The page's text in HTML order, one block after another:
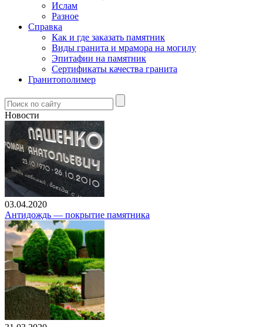
Ислам
Разное
Справка
Как и где заказать памятник
Виды гранита и мрамора на могилу
Эпитафии на памятник
Сертификаты качества гранита
Гранитополимер
Новости
03.04.2020
Антидождь — покрытие памятника